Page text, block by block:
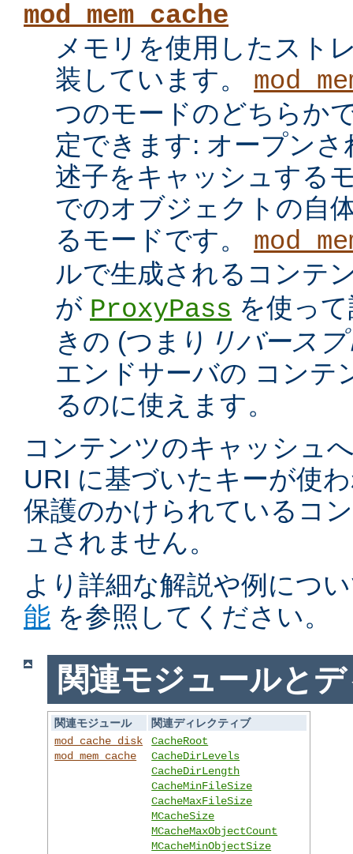
mod_mem_cache
メモリを使用したスト
装しています。
つのモードのどちらか
定できます: オープン
述子をキャッシュする
でのオブジェクトの自
るモードです。
ルで生成されるコンテ
が ProxyPass を使っ
きの (つまり リバース
エンドサーバの コンテ
るのに使えます。
コンテンツのキャッシュ
URI に基づいたキーが使
保護のかけられているコ
ュされません。
より詳細な解説や例につ
能 を参照してください。
関連モジュールと
関連モジュール
関連ディレクティブ
mod_cache_disk
mod_mem_cache
CacheRoot
CacheDirLevels
CacheDirLength
CacheMinFileSize
CacheMaxFileSize
MCacheSize
MCacheMaxObjectCount
MCacheMinObjectSize